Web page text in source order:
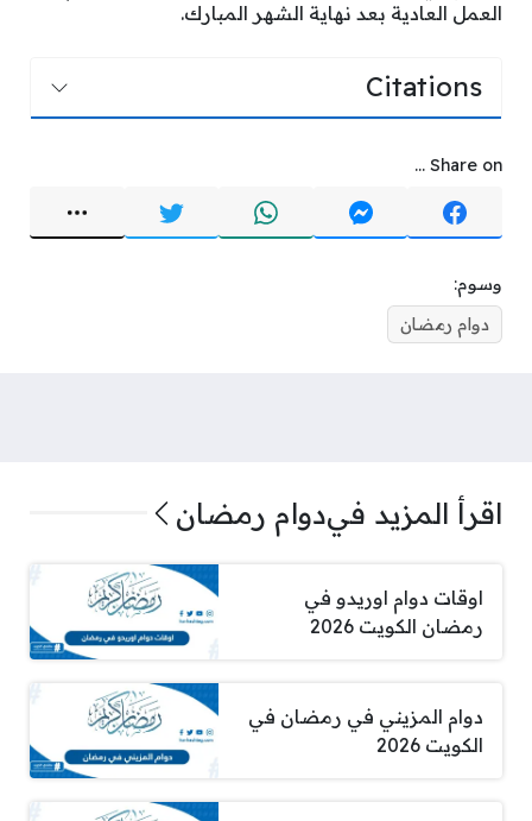
العمل العادية بعد نهاية الشهر المبارك.
Citations
Share on ...
وسوم:
دوام رمضان
اقرأ المزيد فيدوام رمضان
اوقات دوام اوريدو في
رمضان الكويت 2026
دوام المزيني في رمضان في
الكويت 2026